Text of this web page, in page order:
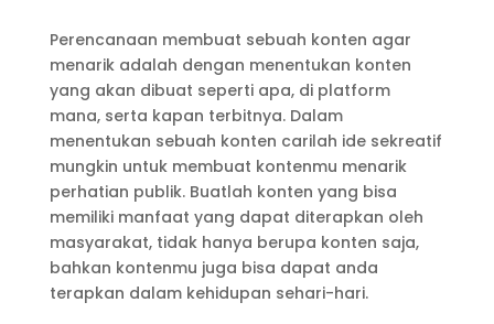
Perencanaan membuat sebuah konten agar
menarik adalah dengan menentukan konten
yang akan dibuat seperti apa, di platform
mana, serta kapan terbitnya. Dalam
menentukan sebuah konten carilah ide sekreatif
mungkin untuk membuat kontenmu menarik
perhatian publik. Buatlah konten yang bisa
memiliki manfaat yang dapat diterapkan oleh
masyarakat, tidak hanya berupa konten saja,
bahkan kontenmu juga bisa dapat anda
terapkan dalam kehidupan sehari-hari.